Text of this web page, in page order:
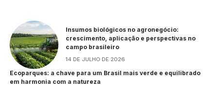
Insumos biológicos no agronegócio:
crescimento, aplicação e perspectivas no
campo brasileiro
14 DE JULHO DE 2026
Ecoparques: a chave para um Brasil mais verde e equilibrado
em harmonia com a natureza